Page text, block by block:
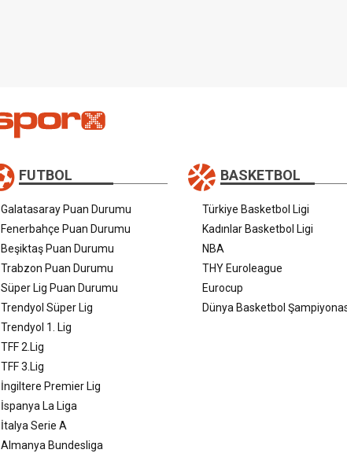
FUTBOL
Galatasaray Puan Durumu
Fenerbahçe Puan Durumu
Beşiktaş Puan Durumu
Trabzon Puan Durumu
Süper Lig Puan Durumu
Trendyol Süper Lig
Trendyol 1. Lig
TFF 2.Lig
TFF 3.Lig
İngiltere Premier Lig
İspanya La Liga
İtalya Serie A
Almanya Bundesliga
BASKETBOL
Türkiye Basketbol Ligi
Kadınlar Basketbol Ligi
NBA
THY Euroleague
Eurocup
Dünya Basketbol